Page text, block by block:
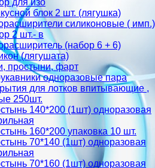
для изо
блок 2 шт. (лягушка)
силиконовые ( имп.)
2 шт.- в
(набор 6 + 6)
(лягушата)
простыни, фарт
одноразовые пара
для лотков впитывающие ,
250шт.
140*200 (1шт) одноразовая
160*200 упаковка 10 шт.
70*140 (1шт) одноразовая
70*160 (1шт) одноразовая